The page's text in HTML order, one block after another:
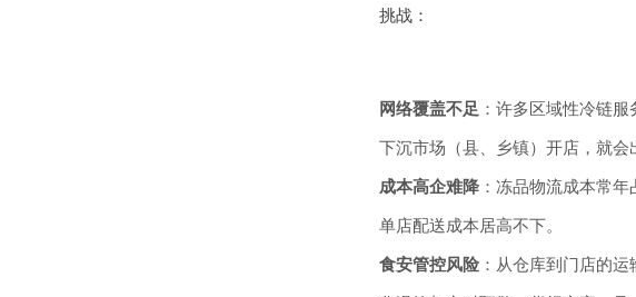
挑战：
网络覆盖不足：许多区域性冷链服
下沉市场（县、乡镇）开店，就会
成本高企难降：冻品物流成本常年
单店配送成本居高不下。
食安管控风险：从仓库到门店的运